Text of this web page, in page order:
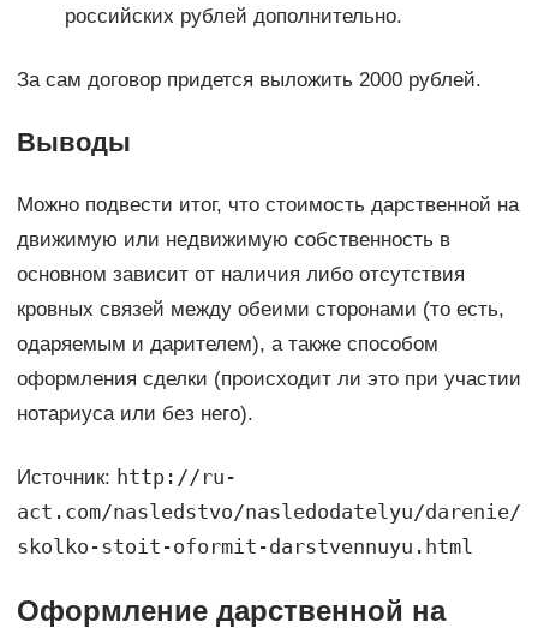
российских рублей дополнительно.
За сам договор придется выложить 2000 рублей.
Выводы
Можно подвести итог, что стоимость дарственной на
движимую или недвижимую собственность в
основном зависит от наличия либо отсутствия
кровных связей между обеими сторонами (то есть,
одаряемым и дарителем), а также способом
оформления сделки (происходит ли это при участии
нотариуса или без него).
Источник: http://ru-
act.com/nasledstvo/nasledodatelyu/darenie/
skolko-stoit-oformit-darstvennuyu.html
Оформление дарственной на